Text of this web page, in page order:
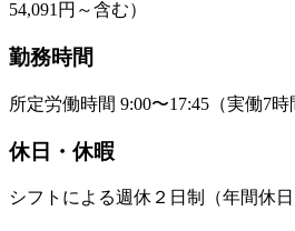
54,091円～含む）
勤務時間
所定労働時間 9:00〜17:45（実働7
休日・休暇
シフトによる週休２日制（年間休日